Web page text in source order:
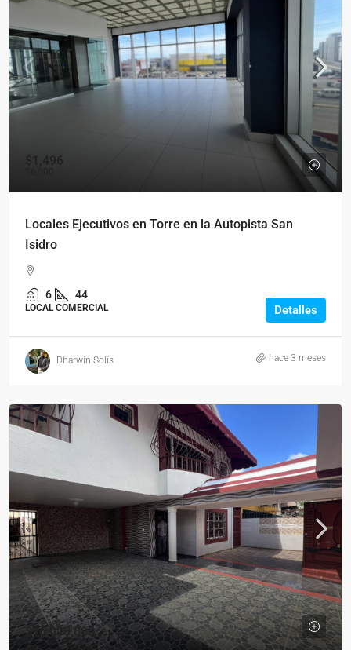
$1,496
Locales Ejecutivos en Torre en la Autopista San
Isidro
6 44
LOCAL COMERCIAL Detalles
Dharwin Solís hace 3 meses
$16,000,000